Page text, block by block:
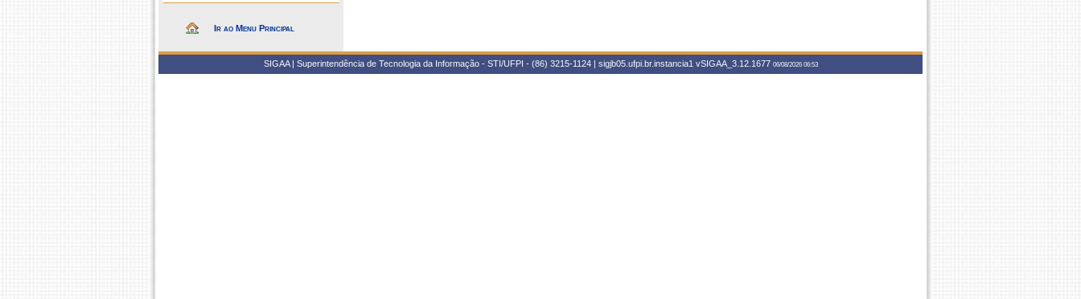
Ir ao Menu Principal
SIGAA | Superintendência de Tecnologia da Informação - STI/UFPI - (86) 3215-1124 | sigjb05.ufpi.br.instancia1 vSIGAA_3.12.1677 06/08/2026 06:53